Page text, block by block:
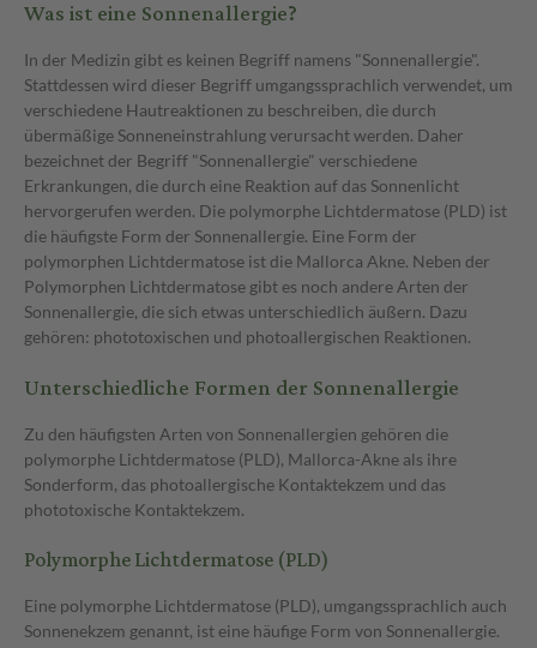
Was ist eine Sonnenallergie?
In der Medizin gibt es keinen Begriff namens "Sonnenallergie".
Stattdessen wird dieser Begriff umgangssprachlich verwendet, um
verschiedene Hautreaktionen zu beschreiben, die durch
übermäßige Sonneneinstrahlung verursacht werden. Daher
bezeichnet der Begriff "Sonnenallergie" verschiedene
Erkrankungen, die durch eine Reaktion auf das Sonnenlicht
hervorgerufen werden. Die polymorphe Lichtdermatose (PLD) ist
die häufigste Form der Sonnenallergie. Eine Form der
polymorphen Lichtdermatose ist die Mallorca Akne. Neben der
Polymorphen Lichtdermatose gibt es noch andere Arten der
Sonnenallergie, die sich etwas unterschiedlich äußern. Dazu
gehören: phototoxischen und photoallergischen Reaktionen.
Unterschiedliche Formen der Sonnenallergie
Zu den häufigsten Arten von Sonnenallergien gehören die
polymorphe Lichtdermatose (PLD), Mallorca-Akne als ihre
Sonderform, das photoallergische Kontaktekzem und das
phototoxische Kontaktekzem.
Polymorphe Lichtdermatose (PLD)
Eine polymorphe Lichtdermatose (PLD), umgangssprachlich auch
Sonnenekzem genannt, ist eine häufige Form von Sonnenallergie.